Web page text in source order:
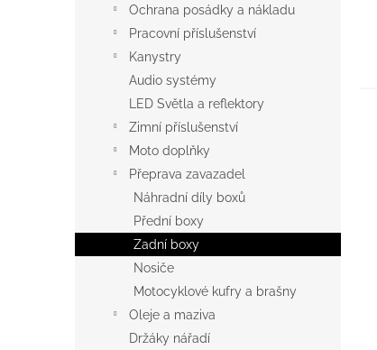
Ochrana posádky a nákladu
Pracovní příslušenství
Kanystry
Audio systémy
LED Světla a reflektory
Zimní příslušenství
Moto doplňky
Přeprava zavazadel
Náhradní díly boxů
Přední boxy
Zadní boxy
Nosiče
Motocyklové kufry a brašny
Oleje a maziva
Držáky nářadí